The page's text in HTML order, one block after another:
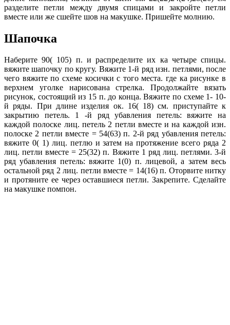
разделите петли между двумя спицами и закройте петли
вместе или же сшейте шов на макушке. Пришейте молнию.
Шапочка
Наберите 90( 105) п. и распределите их ка четыре спицы.
вяжите шапочку по кругу. Вяжите 1-й ряд изн. петлями, после
чего вяжите по схеме косички с того места. где ка рисунке в
верхнем уголке нарисована стрелка. Продолжайте вязать
рисунок, состоящий из 15 п. до конца. Вяжите по схеме 1- 10-
й ряды. При длине изделия ок. 16( 18) см. приступайте к
закрытию петель. 1 -й ряд убавления петель: вяжите на
каждой полоске лиц. петель 2 петли вместе и на каждой изн.
полоске 2 петли вместе = 54(63) п. 2-й ряд убавления петель:
вяжите 0( 1) лиц. петлю и затем на протяжение всего ряда 2
лиц. петли вместе = 25(32) п. Вяжите 1 ряд лиц. петлями. 3-й
ряд убавления петель: вяжите 1(0) п. лицевой, а затем весь
остальной ряд 2 лиц. петли вместе = 14(16) п. Оторвите нитку
и протяните ее через оставшиеся петли. Закрепите. Сделайте
на макушке помпон.